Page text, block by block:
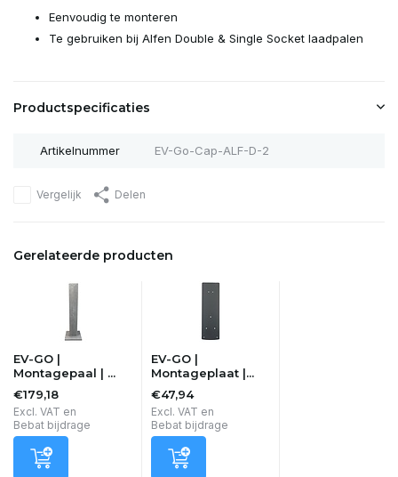
Eenvoudig te monteren
Te gebruiken bij Alfen Double & Single Socket laadpalen
Productspecificaties
Artikelnummer EV-Go-Cap-ALF-D-2
Vergelijk Delen
Gerelateerde producten
EV-GO |
Montagepaal | ...
€179,18
Excl. VAT en
Bebat bijdrage
EV-GO |
Montageplaat |...
€47,94
Excl. VAT en
Bebat bijdrage